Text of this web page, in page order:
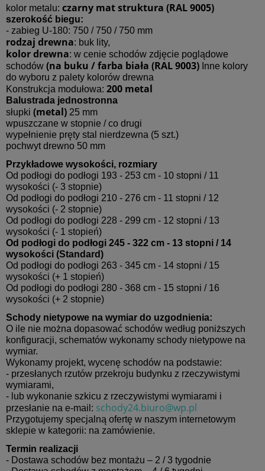
kolor metalu: czarny mat struktura (RAL 9005)
szerokość biegu:
- zabieg U-180: 750 / 750 / 750 mm
rodzaj drewna: buk lity,
kolor drewna: w cenie schodów zdjęcie poglądowe
schodów (na buku / farba biała (RAL 9003) Inne kolory
do wyboru z palety kolorów drewna
Konstrukcja modułowa: 200 metal
Balustrada jednostronna
słupki (metal) 25 mm
wpuszczane w stopnie / co drugi
wypełnienie pręty stal nierdzewna (5 szt.)
pochwyt drewno 50 mm
Przykładowe wysokości, rozmiary
Od podłogi do podłogi 193 - 253 cm - 10 stopni / 11
wysokości (- 3 stopnie)
Od podłogi do podłogi 210 - 276 cm - 11 stopni / 12
wysokości (- 2 stopnie)
Od podłogi do podłogi 228 - 299 cm - 12 stopni / 13
wysokości (- 1 stopień)
Od podłogi do podłogi 245 - 322 cm - 13 stopni / 14
wysokości (Standard)
Od podłogi do podłogi 263 - 345 cm - 14 stopni / 15
wysokości (+ 1 stopień)
Od podłogi do podłogi 280 - 368 cm - 15 stopni / 16
wysokości (+ 2 stopnie)
Schody nietypowe na wymiar do uzgodnienia:
O ile nie można dopasować schodów według poniższych
konfiguracji, schematów wykonamy schody nietypowe na
wymiar.
Wykonamy projekt, wycenę schodów na podstawie:
- przesłanych rzutów przekroju budynku z rzeczywistymi
wymiarami,
- lub wykonanie szkicu z rzeczywistymi wymiarami i
przesłanie na e-mail: schody24.biuro@wp.pl
Przygotujemy specjalną ofertę w naszym internetowym
sklepie w kategorii: na zamówienie.
Termin realizacji
- Dostawa schodów bez montażu – 2 / 3 tygodnie